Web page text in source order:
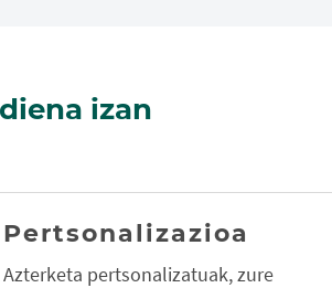
izan
Pertsonalizazioa
Azterketa pertsonalizatuak, zure